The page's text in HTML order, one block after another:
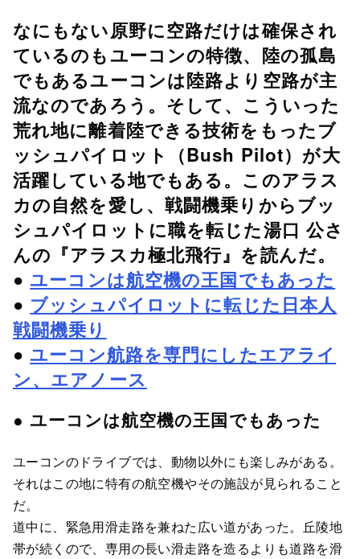
なにもない原野に空路だけは確保され
ているのもユーコンの特徴、陸の孤島
でもあるユーコンは陸路より空路が主
流なのであろう。そして、こういった
荒れ地に離着陸できる技術をもったブ
ッシュパイロット（Bush Pilot）が大
活躍している地でもある。このアラス
カの自然を愛し、戦闘機乗りからブッ
シュパイロットに職を転じた湯口 公さ
んの『アラスカ極北飛行』を読んだ。
●ユーコンは航空機の王国でもあった
● ブッシュパイロットに転じた日本人
戦闘機乗り
●ユーコン航路を専門にしたエアライ
ン、エアノース
● ユーコンは航空機の王国でもあった
ユーコンのドライブでは、動物以外にも楽しみがある。
それはこの地に特有の航空機やその施設が見られること
だ。
道中に、緊急用滑走路を兼ねた広い道があった。丘陵地
帯が続くので、専用の長い滑走路を造るよりも道路を滑